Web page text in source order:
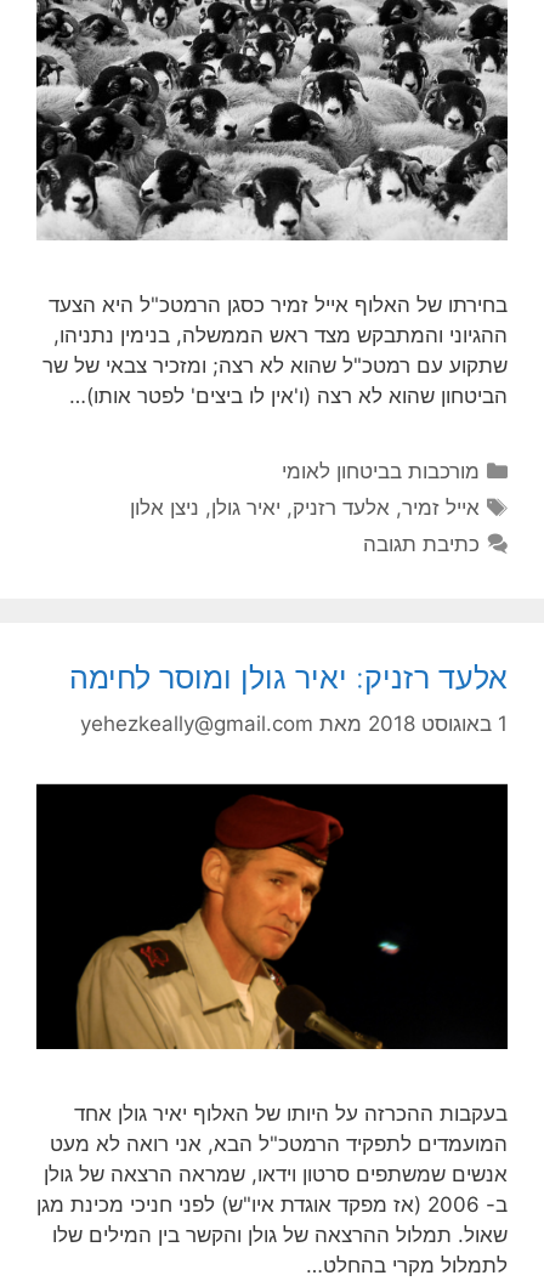
בחירתו של האלוף אייל זמיר כסגן הרמטכ"ל היא הצעד
ההגיוני והמתבקש מצד ראש הממשלה, בנימין נתניהו,
שתקוע עם רמטכ"ל שהוא לא רצה; ומזכיר צבאי של שר
הביטחון שהוא לא רצה (ו'אין לו ביצים' לפטר אותו)…
קטגוריות
מורכבות בביטחון לאומי
תגיות
אייל זמיר, אלעד רזניק, יאיר גולן, ניצן אלון
כתיבת תגובה
אלעד רזניק: יאיר גולן ומוסר לחימה
1 באוגוסט 2018 מאת yehezkeally@gmail.com
בעקבות ההכרזה על היותו של האלוף יאיר גולן אחד
המועמדים לתפקיד הרמטכ"ל הבא, אני רואה לא מעט
אנשים שמשתפים סרטון וידאו, שמראה הרצאה של גולן
ב- 2006 (אז מפקד אוגדת איו"ש) לפני חניכי מכינת מגן
שאול. תמלול ההרצאה של גולן והקשר בין המילים שלו
לתמלול מקרי בהחלט…